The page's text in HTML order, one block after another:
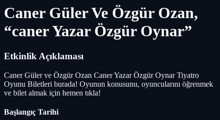
Caner Güler Ve Özgür Ozan,
“caner Yazar Özgür Oynar”
Etkinlik Açıklaması
Caner Güler ve Özgür Ozan Caner Yazar Özgür Oynar Tiyatro
Oyunu Biletleri burada! Oyunun konusunu, oyuncularını öğrenmek
ve bilet almak için hemen tıkla!
Başlangıç Tarihi